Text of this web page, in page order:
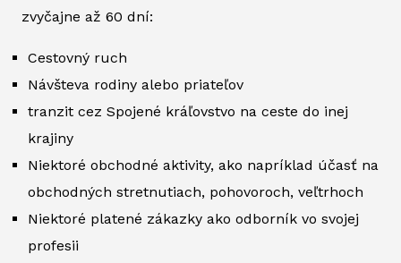
zvyčajne až 60 dní:
Cestovný ruch
Návšteva rodiny alebo priateľov
tranzit cez Spojené kráľovstvo na ceste do inej
krajiny
Niektoré obchodné aktivity, ako napríklad účasť na
obchodných stretnutiach, pohovoroch, veľtrhoch
Niektoré platené zákazky ako odborník vo svojej
profesii